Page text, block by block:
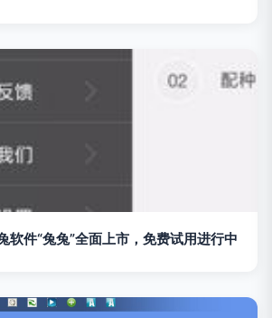
软件“兔兔”全面上市，免费试用进行中